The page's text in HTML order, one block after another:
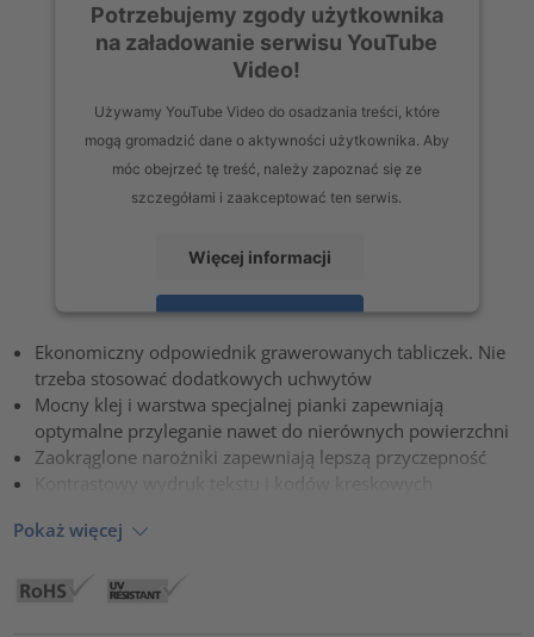
Potrzebujemy zgody użytkownika
na załadowanie serwisu YouTube
Video!
Używamy YouTube Video do osadzania treści, które
mogą gromadzić dane o aktywności użytkownika. Aby
móc obejrzeć tę treść, należy zapoznać się ze
szczegółami i zaakceptować ten serwis.
Więcej informacji
Zaakceptuj
powered byUsercentrics Consent Management Platform
Ekonomiczny odpowiednik grawerowanych tabliczek. Nie
trzeba stosować dodatkowych uchwytów
Mocny klej i warstwa specjalnej pianki zapewniają
optymalne przyleganie nawet do nierównych powierzchni
Zaokrąglone narożniki zapewniają lepszą przyczepność
Pokaż więcej